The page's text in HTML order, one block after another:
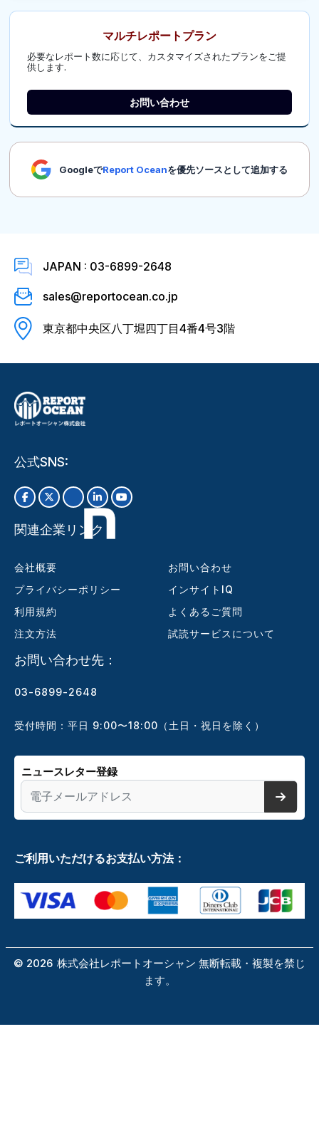
マルチレポートプラン
必要なレポート数に応じて、カスタマイズされたプランをご提
供します.
お問い合わせ
GoogleでReport Oceanを優先ソースとして追加する
JAPAN : 03-6899-2648
sales@reportocean.co.jp
東京都中央区八丁堀四丁目4番4号3階
公式SNS:
関連企業リンク
会社概要
プライバシーポリシー
利用規約
注文方法
お問い合わせ
インサイトIQ
よくあるご質問
試読サービスについて
お問い合わせ先：
03-6899-2648
受付時間：平日 9:00〜18:00（土日・祝日を除く）
ニュースレター登録
ご利用いただけるお支払い方法：
© 2026 株式会社レポートオーシャン 無断転載・複製を禁じ
ます。